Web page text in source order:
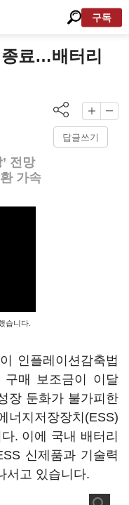
구독
료…배터리
답글쓰기
전망
가속
습니다.
인플레이션감축법
매 보조금이 이달
장 둔화가 불가피한
너지저장장치(ESS)
. 이에 국내 배터리
신제품과 기술력
서고 있습니다.